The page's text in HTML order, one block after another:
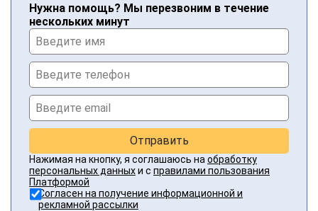
Нужна помощь? Мы перезвоним в течение
нескольких минут
Отправить
Нажимая на кнопку, я соглашаюсь на обработку
персональных данныхи с правилами пользования
Платформой
Согласен на получение информационной и
рекламной рассылки